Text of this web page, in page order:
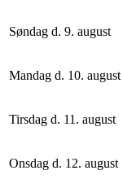
Søndag d. 9. august
Mandag d. 10. august
Tirsdag d. 11. august
Onsdag d. 12. august